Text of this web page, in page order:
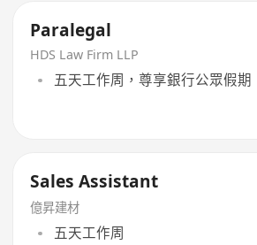
Paralegal
HDS Law Firm LLP
五天工作周，尊享銀行公眾假期
Sales Assistant
億昇建材
五天工作周